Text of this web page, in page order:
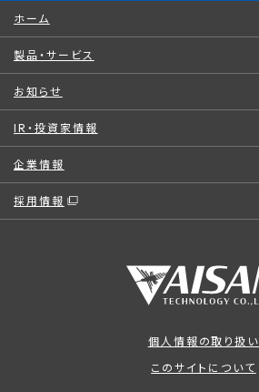
ホーム
製品・サービス
お知らせ
IR・投資家情報
企業情報
採用情報
個人情報の取り扱い
このサイトについて